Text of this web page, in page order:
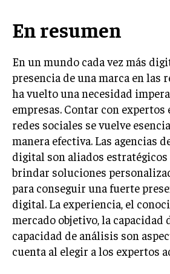
En resumen
En un mundo cada vez más
presencia de una marca en las
ha vuelto una necesidad
empresas. Contar con expertos
redes sociales se vuelve
manera efectiva. Las agencias
digital son aliados estratégicos
brindar soluciones
para conseguir una fuerte
digital. La experiencia, el
mercado objetivo, la capacidad
capacidad de análisis son
cuenta al elegir a los expertos